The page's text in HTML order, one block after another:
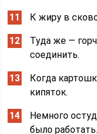
К жиру в
Туда же —
соединить.
Когда
кипяток.
Немного
было работать.